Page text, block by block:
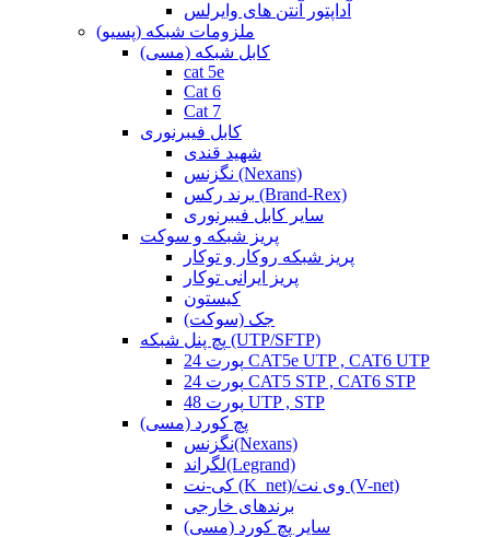
آداپتور آنتن های وایرلس
ملزومات شبکه (پسیو)
کابل شبکه (مسی)
cat 5e
Cat 6
Cat 7
کابل فیبرنوری
شهید قندی
نگزنس (Nexans)
برند رکس (Brand-Rex)
سایر کابل فیبرنوری
پریز شبکه و سوکت
پریز شبکه روکار و توکار
پریز ایرانی توکار
کیستون
جک (سوکت)
پچ پنل شبکه (UTP/SFTP)
24 پورت CAT5e UTP , CAT6 UTP
24 پورت CAT5 STP , CAT6 STP
48 پورت UTP , STP
پچ کورد (مسی)
نگزنس(Nexans)
لگراند(Legrand)
کی-نت (K_net)/وی نت (V-net)
برندهای خارجی
سایر پچ کورد (مسی)